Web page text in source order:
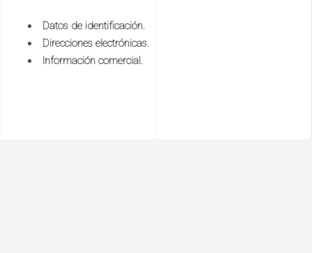
Datos de identificación.
Direcciones electrónicas.
Información comercial.